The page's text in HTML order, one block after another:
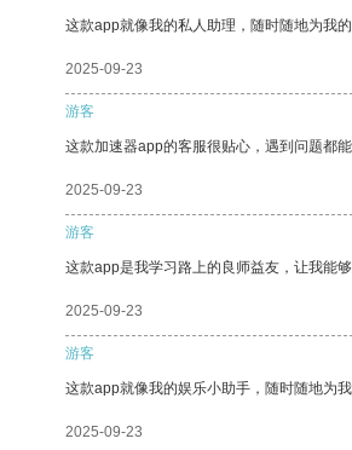
这款app就像我的私人助理，随时随地为我的
2025-09-23
游客
这款加速器app的客服很贴心，遇到问题都
2025-09-23
游客
这款app是我学习路上的良师益友，让我能
2025-09-23
游客
这款app就像我的娱乐小助手，随时随地为我
2025-09-23